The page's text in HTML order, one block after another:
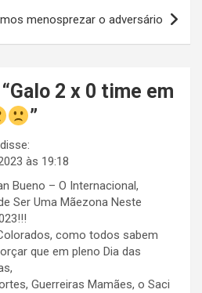
menosprezar o adversário
Galo 2 x 0 time em
”
disse:
às 19:18
Bueno – O Internacional,
Ser Uma Mãezona Neste
como todos sabem
que em pleno Dia das
Guerreiras Mamães, o Saci